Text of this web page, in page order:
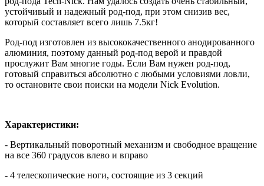
устойчивый и надежный род-под, при этом снизив вес,
который составляет всего лишь 7.5кг!
Род-под изготовлен из высококачественного анодированного
алюминия, поэтому данный род-под верой и правдой
прослужит Вам многие годы. Если Вам нужен род-под,
готовый справиться абсолютно с любыми условиями ловли,
то остановите свои поиски на модели Nick Evolution.
Характеристики:
- Вертикальный поворотный механизм и свободное вращение
на все 360 градусов влево и вправо
- 4 телескопические ноги, состоящие из 3 секций